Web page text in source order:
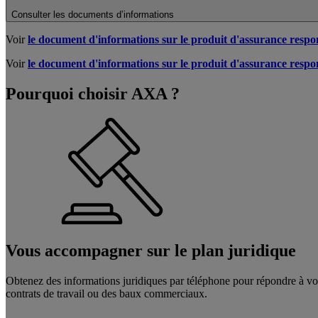
Consulter les documents d’informations
Voirle document d'informations sur le produit d'assurance
Voirle document d'informations sur le produit d'assurance
Pourquoi choisir AXA ?
Vous accompagner sur le plan juridique
Obtenez des informations juridiques par téléphone pour répondre à
contrats de travail ou des baux commerciaux.